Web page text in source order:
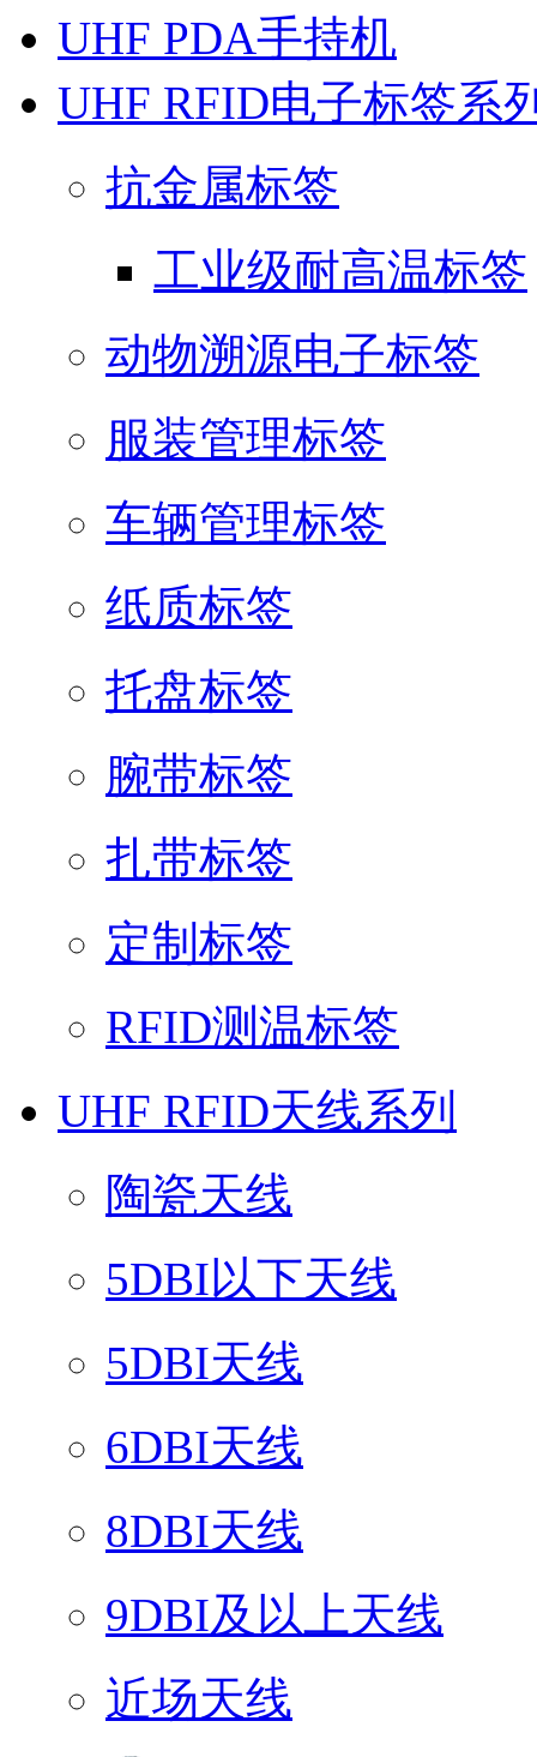
UHF PDA手持机
UHF RFID电子标签系
抗金属标签
工业级耐高温标签
动物溯源电子标签
服装管理标签
车辆管理标签
纸质标签
托盘标签
腕带标签
扎带标签
定制标签
RFID测温标签
UHF RFID天线系列
陶瓷天线
5DBI以下天线
5DBI天线
6DBI天线
8DBI天线
9DBI及以上天线
近场天线